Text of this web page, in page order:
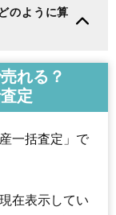
のように算
れる？
定
一括査定」で
在表示してい